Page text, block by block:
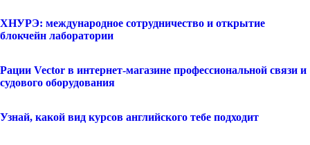
ХНУРЭ: международное сотрудничество и открытие
блокчейн лаборатории
Рации Vector в интернет-магазине профессиональной связи и
судового оборудования
Узнай, какой вид курсов английского тебе подходит